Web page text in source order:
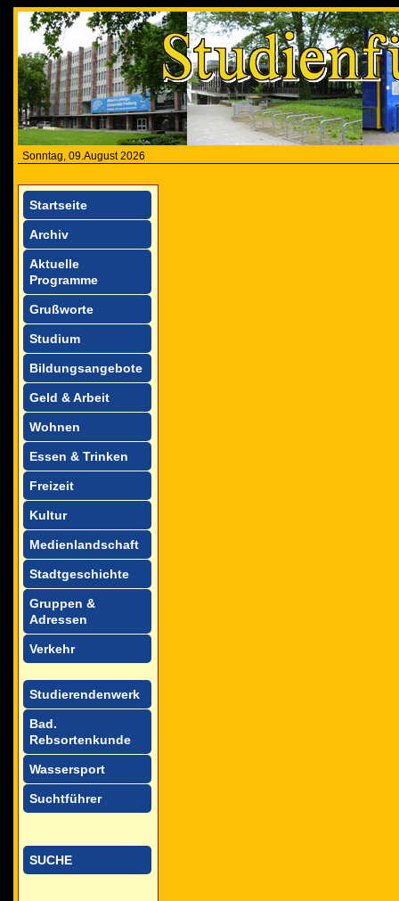
Sonntag, 09.August 2026
Startseite
Archiv
Aktuelle
Programme
Grußworte
Studium
Bildungsangebote
Geld & Arbeit
Wohnen
Essen & Trinken
Freizeit
Kultur
Medienlandschaft
Stadtgeschichte
Gruppen &
Adressen
Verkehr
Studierendenwerk
Bad.
Rebsortenkunde
Wassersport
Suchtführer
SUCHE